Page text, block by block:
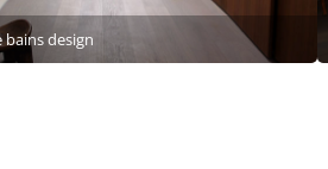
bains design